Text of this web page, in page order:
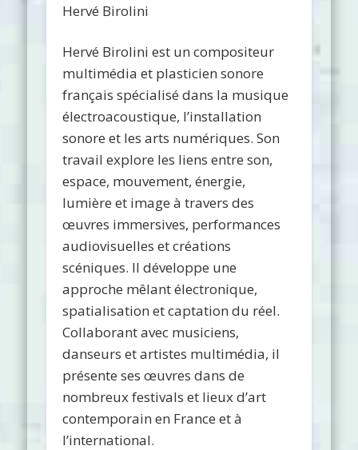
Hervé Birolini
Hervé Birolini est un compositeur
multimédia et plasticien sonore
français spécialisé dans la musique
électroacoustique, l’installation
sonore et les arts numériques. Son
travail explore les liens entre son,
espace, mouvement, énergie,
lumière et image à travers des
œuvres immersives, performances
audiovisuelles et créations
scéniques. Il développe une
approche mêlant électronique,
spatialisation et captation du réel.
Collaborant avec musiciens,
danseurs et artistes multimédia, il
présente ses œuvres dans de
nombreux festivals et lieux d’art
contemporain en France et à
l’international.